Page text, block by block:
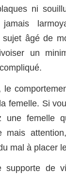
ni
âgé de
un
le
femelle. Si
une femelle
mais
mal à placer
supporte de